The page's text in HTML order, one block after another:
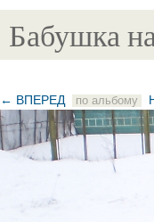
Бабушка
← ВПЕРЕД по альбому